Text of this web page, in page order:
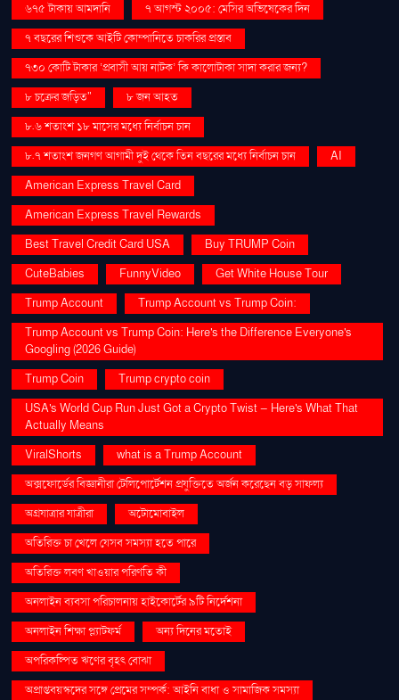
৬৭৫ টাকায় আমদানি
৭ আগস্ট ২০০৫: মেসির অভিষেকের দিন
৭ বছরের শিশুকে আইটি কোম্পানিতে চাকরির প্রস্তাব
৭৩০ কোটি টাকার ‘প্রবাসী আয় নাটক’ কি কালোটাকা সাদা করার জন্য?
৮ চক্রের জড়িত"
৮ জন আহত
৮.৬ শতাংশ ১৮ মাসের মধ্যে নির্বাচন চান
৮.৭ শতাংশ জনগণ আগামী দুই থেকে তিন বছরের মধ্যে নির্বাচন চান
AI
American Express Travel Card
American Express Travel Rewards
Best Travel Credit Card USA
Buy TRUMP Coin
CuteBabies
FunnyVideo
Get White House Tour
Trump Account
Trump Account vs Trump Coin:
Trump Account vs Trump Coin: Here's the Difference Everyone's
Googling (2026 Guide)
Trump Coin
Trump crypto coin
USA's World Cup Run Just Got a Crypto Twist — Here's What That
Actually Means
ViralShorts
what is a Trump Account
অক্সফোর্ডের বিজ্ঞানীরা টেলিপোর্টেশন প্রযুক্তিতে অর্জন করেছেন বড় সাফল্য
অগ্রযাত্রার যাত্রীরা
অটোমোবাইল
অতিরিক্ত চা খেলে যেসব সমস্যা হতে পারে
অতিরিক্ত লবণ খাওয়ার পরিণতি কী
অনলাইন ব্যবসা পরিচালনায় হাইকোর্টের ৯টি নির্দেশনা
অনলাইন শিক্ষা প্ল্যাটফর্ম
অন্য দিনের মতোই
অপরিকল্পিত ঋণের বৃহৎ বোঝা
অপ্রাপ্তবয়স্কদের সঙ্গে প্রেমের সম্পর্ক: আইনি বাধা ও সামাজিক সমস্যা